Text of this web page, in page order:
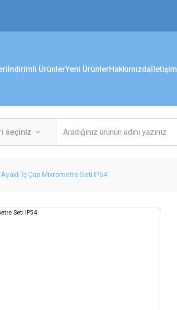
İndirimli ÜrünlerYeni ÜrünlerHakkımızdaİletişim
Ayaklı İç Çap Mikrometre Seti IP54